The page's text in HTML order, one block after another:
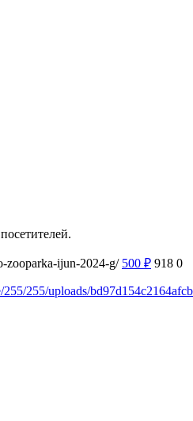
zooparka-ijun-2024-g/ 500 ₽ 918 0
255/255/uploads/